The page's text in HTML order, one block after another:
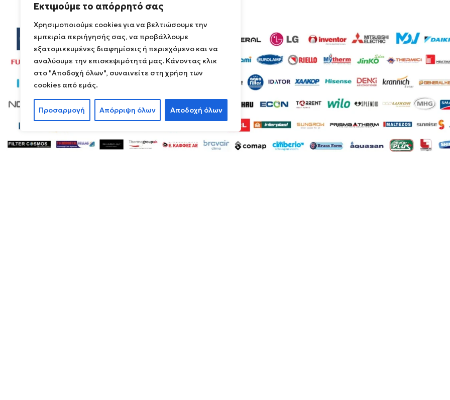
Εκτιμούμε το απόρρητό σας
Χρησιμοποιούμε cookies για να βελτιώσουμε την
εμπειρία περιήγησής σας, να προβάλλουμε
εξατομικευμένες διαφημίσεις ή περιεχόμενο και να
αναλύουμε την επισκεψιμότητά μας. Κάνοντας κλικ
στο "Αποδοχή όλων", συναινείτε στη χρήση των
cookies από εμάς.
Προσαρμογή Απόρριψη όλων Αποδοχή όλων
ΨΥΚΤΙΚΌ ΜΈΣΟ R32